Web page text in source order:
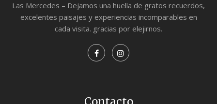
Las Mercedes – Dejamos una huella de gratos recuerdos,
excelentes paisajes y experiencias incomparables en
cada visita. gracias por elejirnos.